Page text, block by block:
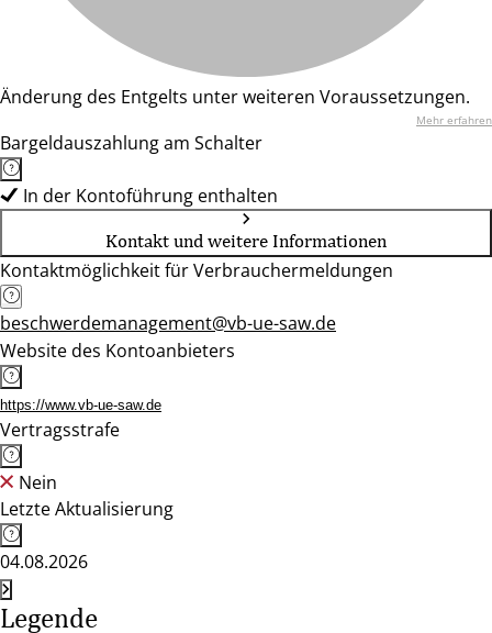
Änderung des Entgelts unter weiteren Voraussetzungen.
Mehr erfahren
Bargeldauszahlung am Schalter
In der Kontoführung enthalten
Kontakt und weitere Informationen
Kontaktmöglichkeit für Verbrauchermeldungen
beschwerdemanagement@vb-ue-saw.de
Website des Kontoanbieters
https://www.vb-ue-saw.de
Vertragsstrafe
Nein
Letzte Aktualisierung
04.08.2026
Legende